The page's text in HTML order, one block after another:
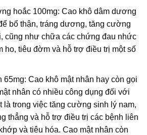
hoắc 100mg: Cao khô dâm dương
bổ thận, tráng dương, tăng cường
cũng như chữa các chứng đau nhức
ho, tiêu đờm và hỗ trợ điều trị một số
65mg: Cao khô mật nhân hay còn gọi
nhân có nhiều công dụng đối với
là trong việc tăng cường sinh lý nam,
thẳng và hỗ trợ điều trị các bệnh liên
và tiêu hóa. Cao mật nhân còn